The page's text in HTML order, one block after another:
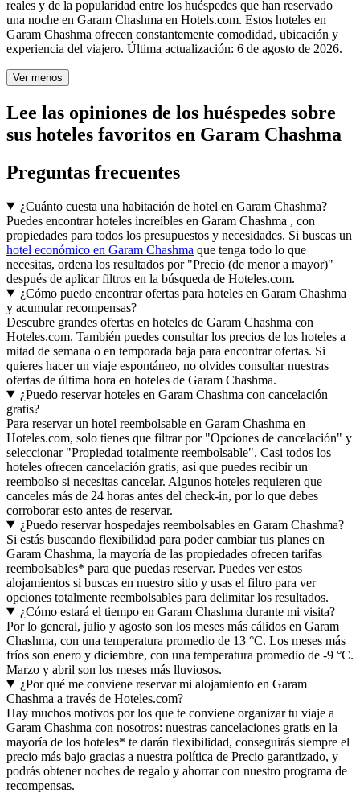
reales y de la popularidad entre los huéspedes que han reservado
una noche en Garam Chashma en Hotels.com. Estos hoteles en
Garam Chashma ofrecen constantemente comodidad, ubicación y
experiencia del viajero. Última actualización: 6 de agosto de 2026.
Ver menos
Lee las opiniones de los huéspedes sobre
sus hoteles favoritos en Garam Chashma
Preguntas frecuentes
¿Cuánto cuesta una habitación de hotel en Garam Chashma?
Puedes encontrar hoteles increíbles en Garam Chashma , con
propiedades para todos los presupuestos y necesidades. Si buscas un
hotel económico en Garam Chashma que tenga todo lo que
necesitas, ordena los resultados por "Precio (de menor a mayor)"
después de aplicar filtros en la búsqueda de Hoteles.com.
¿Cómo puedo encontrar ofertas para hoteles en Garam Chashma
y acumular recompensas?
Descubre grandes ofertas en hoteles de Garam Chashma con
Hoteles.com. También puedes consultar los precios de los hoteles a
mitad de semana o en temporada baja para encontrar ofertas. Si
quieres hacer un viaje espontáneo, no olvides consultar nuestras
ofertas de última hora en hoteles de Garam Chashma.
¿Puedo reservar hoteles en Garam Chashma con cancelación
gratis?
Para reservar un hotel reembolsable en Garam Chashma en
Hoteles.com, solo tienes que filtrar por "Opciones de cancelación" y
seleccionar "Propiedad totalmente reembolsable". Casi todos los
hoteles ofrecen cancelación gratis, así que puedes recibir un
reembolso si necesitas cancelar. Algunos hoteles requieren que
canceles más de 24 horas antes del check-in, por lo que debes
corroborar esto antes de reservar.
¿Puedo reservar hospedajes reembolsables en Garam Chashma?
Si estás buscando flexibilidad para poder cambiar tus planes en
Garam Chashma, la mayoría de las propiedades ofrecen tarifas
reembolsables* para que puedas reservar. Puedes ver estos
alojamientos si buscas en nuestro sitio y usas el filtro para ver
opciones totalmente reembolsables para delimitar los resultados.
¿Cómo estará el tiempo en Garam Chashma durante mi visita?
Por lo general, julio y agosto son los meses más cálidos en Garam
Chashma, con una temperatura promedio de 13 °C. Los meses más
fríos son enero y diciembre, con una temperatura promedio de -9 °C.
Marzo y abril son los meses más lluviosos.
¿Por qué me conviene reservar mi alojamiento en Garam
Chashma a través de Hoteles.com?
Hay muchos motivos por los que te conviene organizar tu viaje a
Garam Chashma con nosotros: nuestras cancelaciones gratis en la
mayoría de los hoteles* te darán flexibilidad, conseguirás siempre el
precio más bajo gracias a nuestra política de Precio garantizado, y
podrás obtener noches de regalo y ahorrar con nuestro programa de
recompensas.